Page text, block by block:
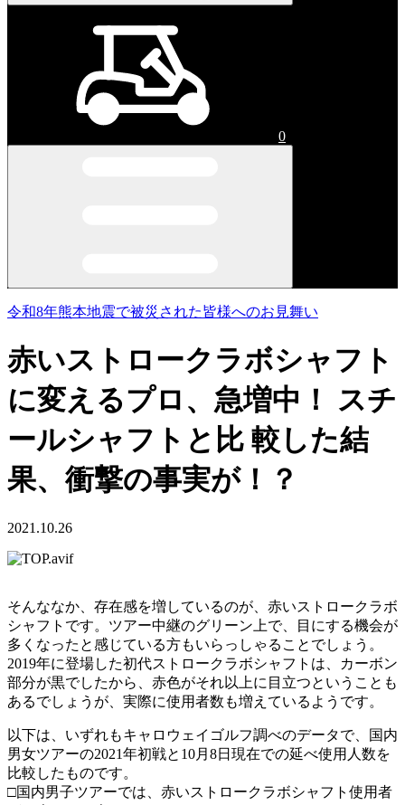
0
令和8年熊本地震で被災された皆様へのお見舞い
赤いストロークラボシャフト
に変えるプロ、急増中！ スチ
ールシャフトと比 較した結
果、衝撃の事実が！？
2021.10.26
そんななか、存在感を増しているのが、赤いストロークラボ
シャフトです。ツアー中継のグリーン上で、目にする機会が
多くなったと感じている方もいらっしゃることでしょう。
2019年に登場した初代ストロークラボシャフトは、カーボン
部分が黒でしたから、赤色がそれ以上に目立つということも
あるでしょうが、実際に使用者数も増えているようです。
以下は、いずれもキャロウェイゴルフ調べのデータで、国内
男女ツアーの2021年初戦と10月8日現在での延べ使用人数を
比較したものです。
□国内男子ツアーでは、赤いストロークラボシャフト使用者